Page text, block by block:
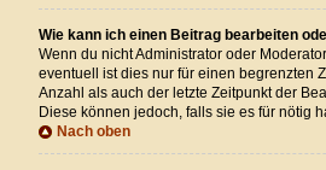
Wie kann ich einen Beitrag bearbeiten
Wenn du nicht Administrator oder
eventuell ist dies nur für einen begrenzten
Anzahl als auch der letzte Zeitpunkt der
Diese können jedoch, falls sie es für nötig
Nach oben